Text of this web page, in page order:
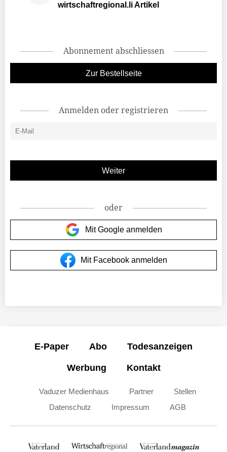
wirtschaftregional.li Artikel
Abonnement abschliessen
Zur Bestellseite
Anmelden oder registrieren
oder
Mit Google anmelden
Mit Facebook anmelden
E-Paper Abo Todesanzeigen
Werbung Kontakt
Vaduzer Medienhaus Partner
Stellen
Datenschutz
Impressum AGB